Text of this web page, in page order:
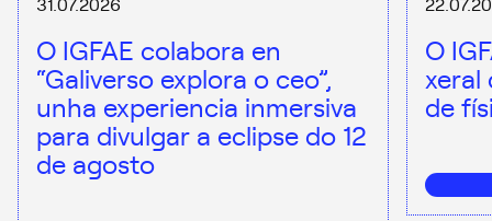
O IGFAE colabora en
“Galiverso explora o ceo”,
unha experiencia inmersiva
para divulgar a eclipse do 12
de agosto
O
xeral
de